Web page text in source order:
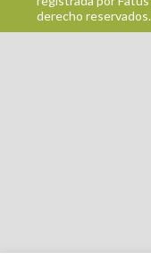
derecho reservados.